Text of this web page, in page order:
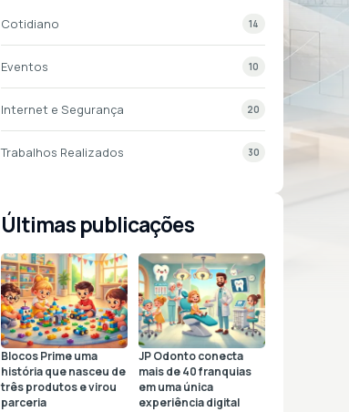
Cotidiano 14
Eventos 10
Internet e Segurança 20
Trabalhos Realizados 30
Últimas publicações
Blocos Prime uma
história que nasceu de
três produtos e virou
parceria
JP Odonto conecta
mais de 40 franquias
em uma única
experiência digital